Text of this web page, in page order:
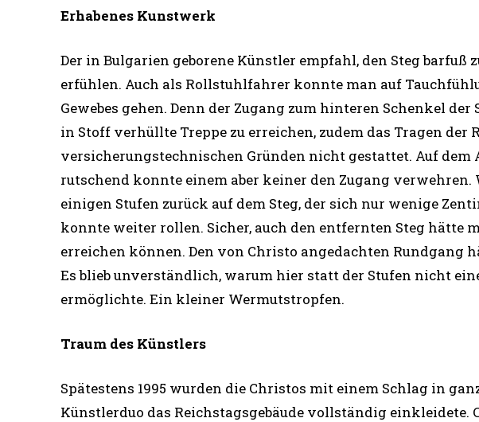
Erhabenes Kunstwerk
Der in Bulgarien geborene Künstler empfahl, den Steg barfuß
erfühlen. Auch als Rollstuhlfahrer konnte man auf
Gewebes gehen. Denn der Zugang zum hinteren Schenkel der
in Stoff verhüllte Treppe zu erreichen, zudem das Tragen der
versicherungstechnischen Gründen nicht gestattet. Auf
rutschend konnte einem aber keiner den Zugang
einigen Stufen zurück auf dem Steg, der sich nur wenige
konnte weiter rollen. Sicher, auch den entfernten Steg hätte
erreichen können. Den von Christo angedachten Rundgang
Es blieb unverständlich, warum hier statt der Stufen nicht
ermöglichte. Ein kleiner Wermutstropfen.
Traum des Künstlers
Spätestens 1995 wurden die Christos mit einem Schlag in
Künstlerduo das Reichstagsgebäude vollständig